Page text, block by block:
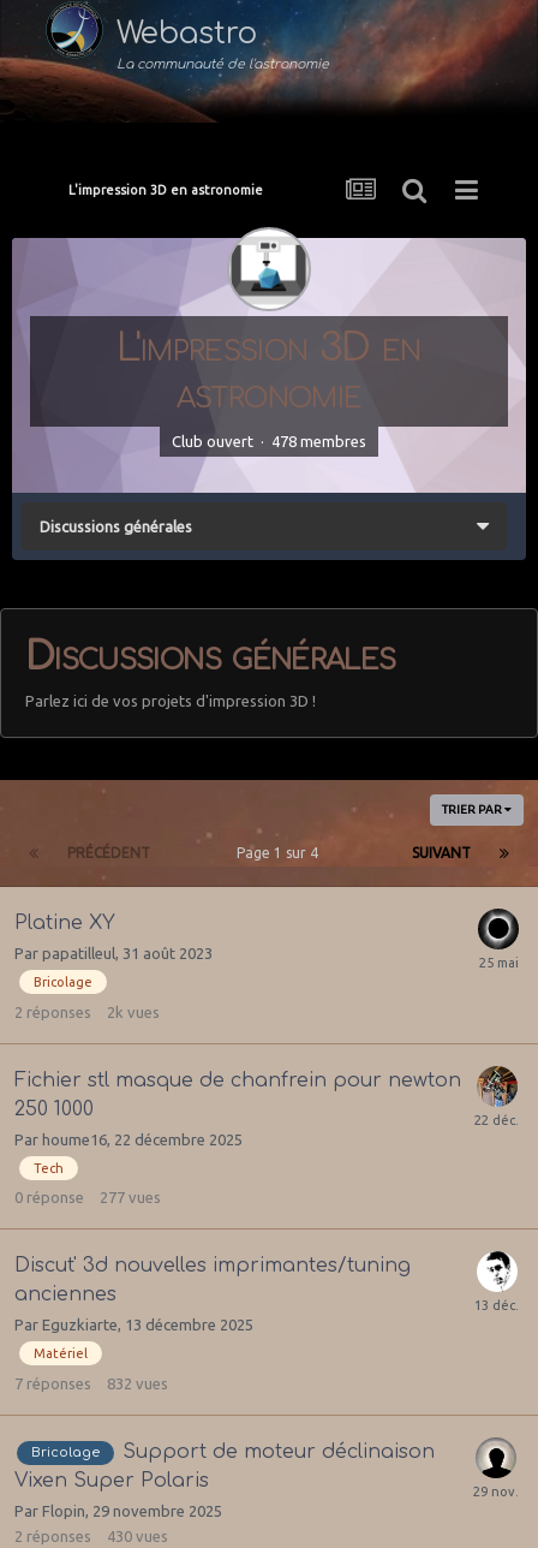
Webastro
La communauté de l'astronomie
L'impression 3D en astronomie
L'impression 3D en
astronomie
Club ouvert · 478 membres
Discussions générales
Discussions générales
Parlez ici de vos projets d'impression 3D !
TRIER PAR
PRÉCÉDENT SUIVANT
Page 1 sur 4
Platine XY
Par papatilleul 31 août 2023
Bricolage
2 réponses 2k vues
Fichier stl masque de chanfrein pour newton
250 1000
Par houme16 22 décembre 2025
Tech
0 réponse 277 vues
Discut' 3d nouvelles imprimantes/tuning
anciennes
Par Eguzkiarte, 13 décembre 2025
Matériel
7 réponses 832 vues
Bricolage
Support de moteur déclinaison
Vixen Super Polaris
Par Flopin, 29 novembre 2025
2 réponses 430 vues